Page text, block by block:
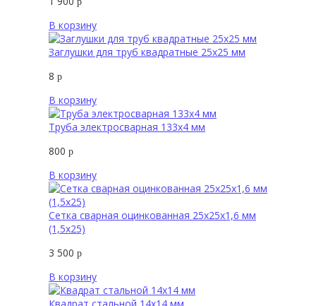
В корзину
Заглушки для труб квадратные 25х25 мм
8 р
В корзину
Труба электросварная 133х4 мм
800 р
В корзину
Сетка сварная оцинкованная 25х25х1,6 мм
(1,5х25)
3 500 р
В корзину
Квадрат стальной 14х14 мм